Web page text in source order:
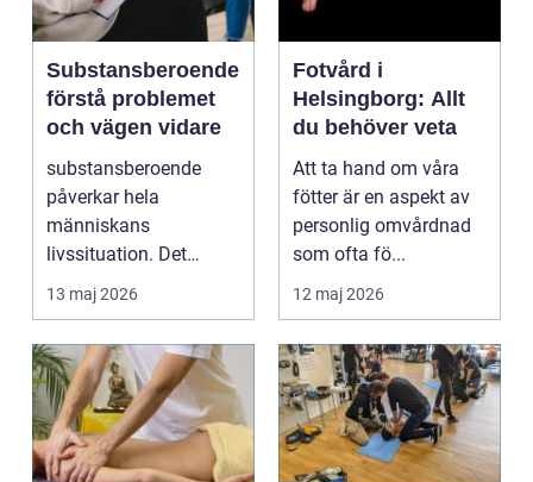
Substansberoende
förstå problemet
och vägen vidare
substansberoende
påverkar hela
människans
livssituation. Det
handlar sällan bara
om alkohol, narkoti...
13 maj 2026
Fotvård i
Helsingborg: Allt
du behöver veta
Att ta hand om våra
fötter är en aspekt av
personlig omvårdnad
som ofta fö...
12 maj 2026